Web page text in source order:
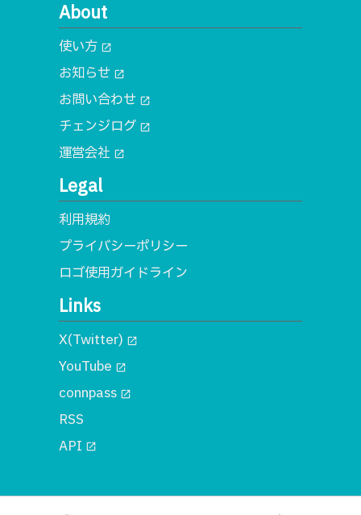
About
使い方 open_in_new
お知らせ open_in_new
お問い合わせ open_in_new
チェンジログ open_in_new
運営会社 open_in_new
Legal
利用規約
プライバシーポリシー
ロゴ使用ガイドライン
Links
X(Twitter) open_in_new
YouTube open_in_new
connpass open_in_new
RSS
API open_in_new